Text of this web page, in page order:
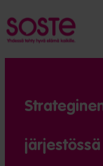
järjestössä